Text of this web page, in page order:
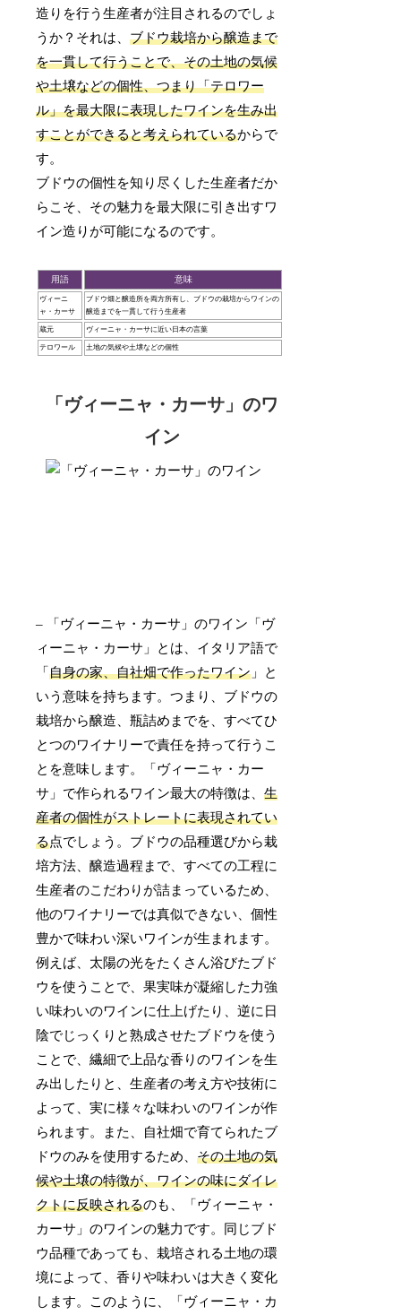
造りを行う生産者が注目されるのでしょ
うか？それは、ブドウ栽培から醸造まで
を一貫して行うことで、その土地の気候
や土壌などの個性、つまり「テロワー
ル」を最大限に表現したワインを生み出
すことができると考えられているからで
す。
ブドウの個性を知り尽くした生産者だか
らこそ、その魅力を最大限に引き出すワ
イン造りが可能になるのです。
用語 意味
ヴィーニ
ャ・カーサ
ブドウ畑と醸造所を両方所有し、ブドウの栽培からワインの
醸造までを一貫して行う生産者
蔵元 ヴィーニャ・カーサに近い日本の言葉
テロワール 土地の気候や土壌などの個性
「ヴィーニャ・カーサ」のワ
イン
– 「ヴィーニャ・カーサ」のワイン「ヴ
ィーニャ・カーサ」とは、イタリア語で
「自身の家、自社畑で作ったワイン 」と
いう意味を持ちます。つまり、ブドウの
栽培から醸造、瓶詰めまでを、すべてひ
とつのワイナリーで責任を持って行うこ
とを意味します。「ヴィーニャ・カー
サ」で作られるワイン最大の特徴は、生
産者の個性がストレートに表現されてい
る点でしょう。ブドウの品種選びから栽
培方法、醸造過程まで、すべての工程に
生産者のこだわりが詰まっているため、
他のワイナリーでは真似できない、個性
豊かで味わい深いワインが生まれます。
例えば、太陽の光をたくさん浴びたブド
ウを使うことで、果実味が凝縮した力強
い味わいのワインに仕上げたり、逆に日
陰でじっくりと熟成させたブドウを使う
ことで、繊細で上品な香りのワインを生
み出したりと、生産者の考え方や技術に
よって、実に様々な味わいのワインが作
られます。また、自社畑で育てられたブ
ドウのみを使用するため、その土地の気
候や土壌の特徴が、ワインの味にダイレ
クトに反映されるのも、「ヴィーニャ・
カーサ」のワインの魅力です。同じブド
ウ品種であっても、栽培される土地の環
境によって、香りや味わいは大きく変化
します。このように、「ヴィーニャ・カ